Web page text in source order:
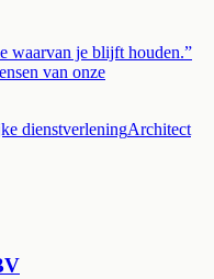
waarvan je blijft houden.”
van onze
dienstverleningArchitect